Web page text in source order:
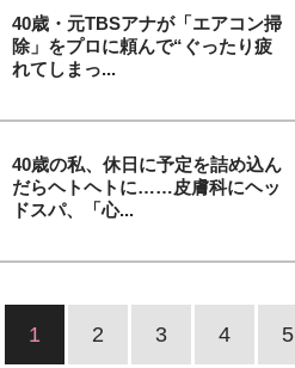
40歳・元TBSアナが「エアコン掃
除」をプロに頼んで“ぐったり疲
れてしまっ...
40歳の私、休日に予定を詰め込ん
だらヘトヘトに……皮膚科にヘッ
ドスパ、「心...
1 2 3 4 5